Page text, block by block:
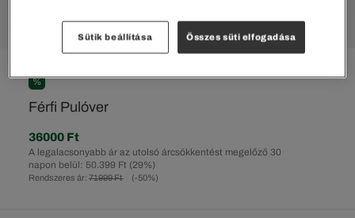
%
Férfi Pulóver
Rendszeres ár: 71999 Ft (-50%)
A legalacsonyabb ár az utolsó árcsökkentést megelőző 30
napon belül: 50.399 Ft (29%)
36000 Ft
Sütik beállítása Összes süti elfogadása